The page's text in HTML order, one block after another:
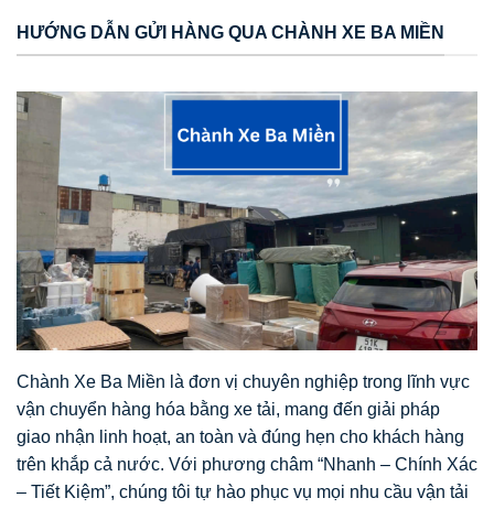
HƯỚNG DẪN GỬI HÀNG QUA CHÀNH XE BA MIỀN
Chành Xe Ba Miền là đơn vị chuyên nghiệp trong lĩnh vực
vận chuyển hàng hóa bằng xe tải, mang đến giải pháp
giao nhận linh hoạt, an toàn và đúng hẹn cho khách hàng
trên khắp cả nước. Với phương châm “Nhanh – Chính Xác
– Tiết Kiệm”, chúng tôi tự hào phục vụ mọi nhu cầu vận tải